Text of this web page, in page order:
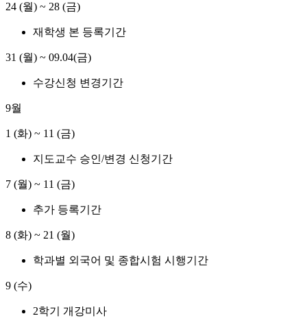
24 (월) ~ 28 (금)
재학생 본 등록기간
31 (월) ~ 09.04(금)
수강신청 변경기간
9월
1 (화) ~ 11 (금)
지도교수 승인/변경 신청기간
7 (월) ~ 11 (금)
추가 등록기간
8 (화) ~ 21 (월)
학과별 외국어 및 종합시험 시행기간
9 (수)
2학기 개강미사